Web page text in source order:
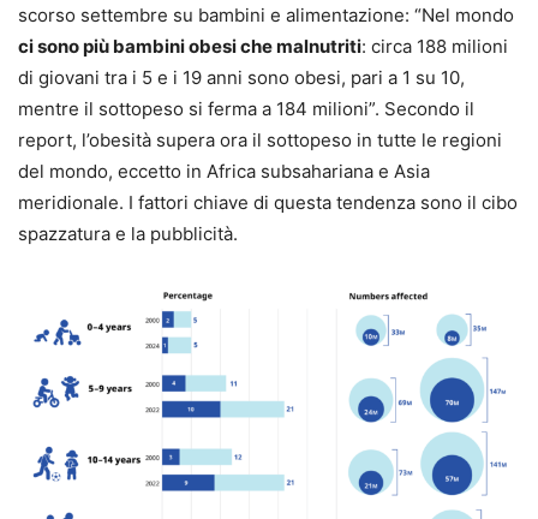
scorso settembre su bambini e alimentazione: “Nel mondo
ci sono più bambini obesi che malnutriti: circa 188 milioni
di giovani tra i 5 e i 19 anni sono obesi, pari a 1 su 10,
mentre il sottopeso si ferma a 184 milioni”. Secondo il
report, l’obesità supera ora il sottopeso in tutte le regioni
del mondo, eccetto in Africa subsahariana e Asia
meridionale. I fattori chiave di questa tendenza sono il cibo
spazzatura e la pubblicità.